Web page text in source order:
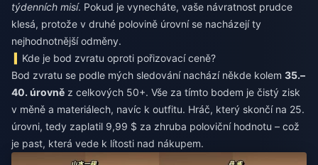
týdenních misí. Pokud je vynecháte, vaše návratnost prudce
klesá, protože v druhé polovině úrovní se nacházejí ty
nejhodnotnější odměny.
Kde je bod zvratu oproti pořizovací ceně?
Bod zvratu se podle mých sledování nachází někde kolem 35.–
40. úrovně z celkových 50+. Vše za tímto bodem je čistý zisk
v měně a materiálech, navíc k outfitu. Hráč, který skončí na 25.
úrovni, tedy zaplatil 9,99 $ za zhruba poloviční hodnotu – což
je past, která vede k lítosti nad nákupem.